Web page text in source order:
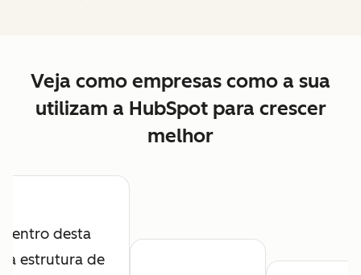
Veja como empresas como a sua
utilizam a HubSpot para crescer
melhor
Dentro desta
estrutura de